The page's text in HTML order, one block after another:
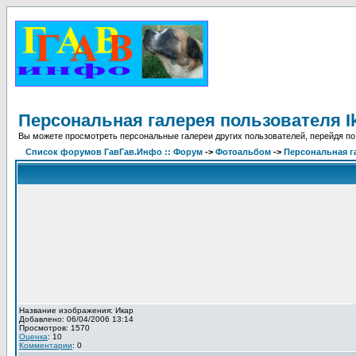
Персональная галерея пользователя
Вы можете просмотреть персональные галереи других пользователей, перейдя
Список форумов ГавГав.Инфо :: Форум -> Фотоальбом -> Персональная
Название изображения: Икар
Добавлено: 06/04/2006 13:14
Просмотров: 1570
Оценка: 10
Комментарии: 0